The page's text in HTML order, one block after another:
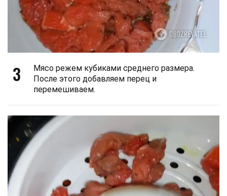
3
Мясо режем кубиками среднего размера.
После этого добавляем перец и
перемешиваем.